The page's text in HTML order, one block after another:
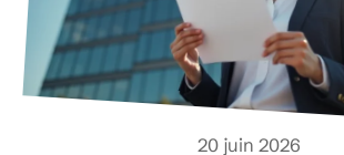
20 juin 2026